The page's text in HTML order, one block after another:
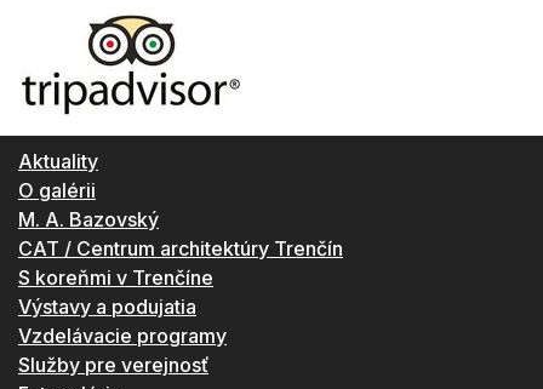
Aktuality
O galérii
M. A. Bazovský
CAT / Centrum architektúry Trenčín
S koreňmi v Trenčíne
Výstavy a podujatia
Vzdelávacie programy
Služby pre verejnosť